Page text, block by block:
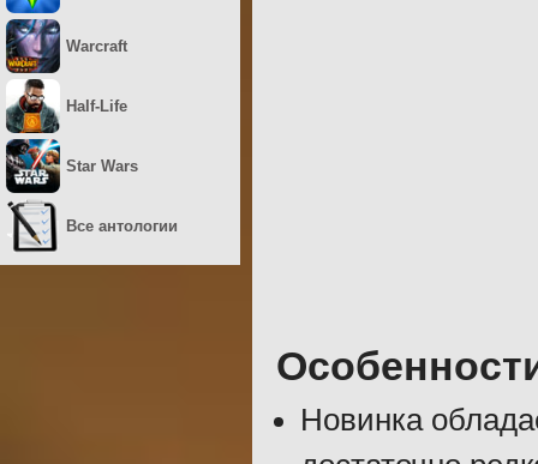
Новинка
Warcraft
Half-Life
Star Wars
Все антологии